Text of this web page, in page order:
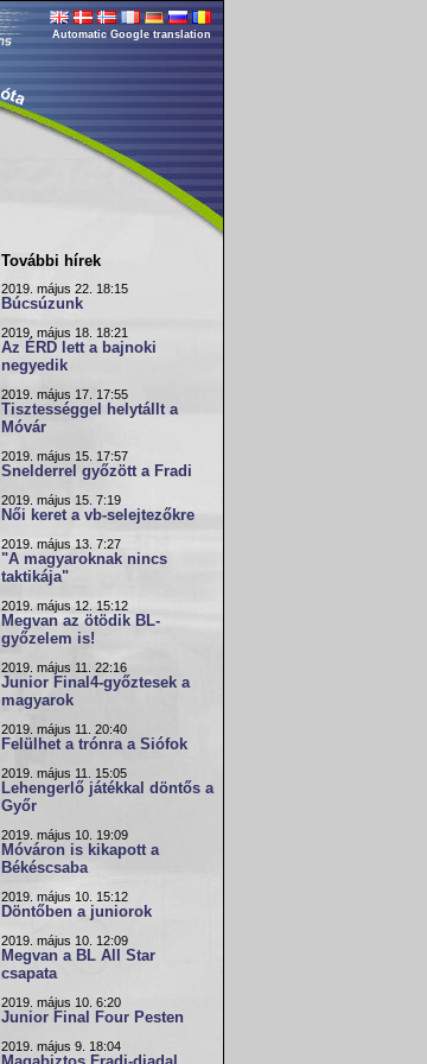
Automatic Google translation
További hírek
2019. május 22. 18:15
Búcsúzunk
2019. május 18. 18:21
Az ÉRD lett a bajnoki
negyedik
2019. május 17. 17:55
Tisztességgel helytállt a
Móvár
2019. május 15. 17:57
Snelderrel győzött a Fradi
2019. május 15. 7:19
Női keret a vb-selejtezőkre
2019. május 13. 7:27
"A magyaroknak nincs
taktikája"
2019. május 12. 15:12
Megvan az ötödik BL-
győzelem is!
2019. május 11. 22:16
Junior Final4-győztesek a
magyarok
2019. május 11. 20:40
Felülhet a trónra a Siófok
2019. május 11. 15:05
Lehengerlő játékkal döntős a
Győr
2019. május 10. 19:09
Móváron is kikapott a
Békéscsaba
2019. május 10. 15:12
Döntőben a juniorok
2019. május 10. 12:09
Megvan a BL All Star
csapata
2019. május 10. 6:20
Junior Final Four Pesten
2019. május 9. 18:04